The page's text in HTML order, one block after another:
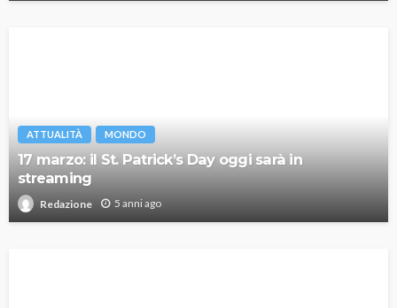
ATTUALITÀ MONDO
17 marzo: il St. Patrick’s Day oggi sarà in
streaming
Redazione 5 anni ago